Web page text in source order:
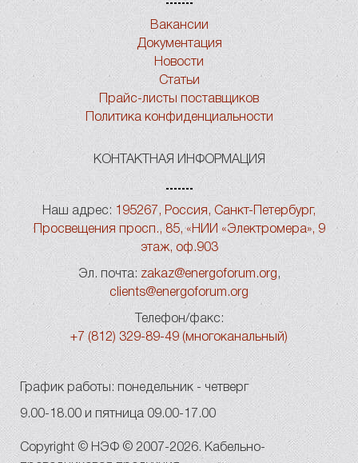
Вакансии
Документация
Новости
Статьи
Прайс-листы поставщиков
Политика конфиденциальности
КОНТАКТНАЯ ИНФОРМАЦИЯ
Наш адрес: 195267, Россия, Санкт-Петербург,
Просвещения просп., 85, «НИИ «Электромера», 9
этаж, оф.903
Эл. почта: zakaz@energoforum.org ,
clients@energoforum.org
Телефон/факс:
+7 (812) 329-89-49 (многоканальный)
График работы: понедельник - четверг
9.00-18.00 и пятница 09.00-17.00
Copyright © НЭФ © 2007-2026. Кабельно-